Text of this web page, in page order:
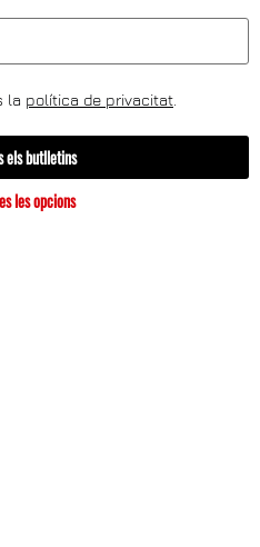
la política de privacitat
els butlletins
les opcions